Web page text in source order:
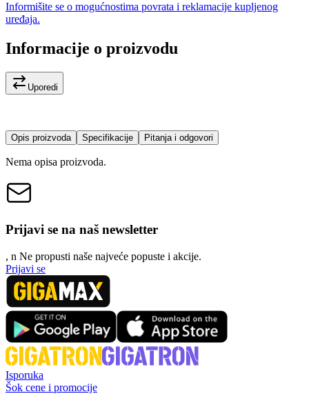
Informišite se o mogućnostima povrata i reklamacije kupljenog
uređaja.
Informacije o proizvodu
Uporedi
Opis proizvoda Specifikacije Pitanja i odgovori
Nema opisa proizvoda.
Prijavi se na naš newsletter
, n Ne propusti naše najveće popuste i akcije.
Prijavi se
Isporuka
Šok cene i promocije